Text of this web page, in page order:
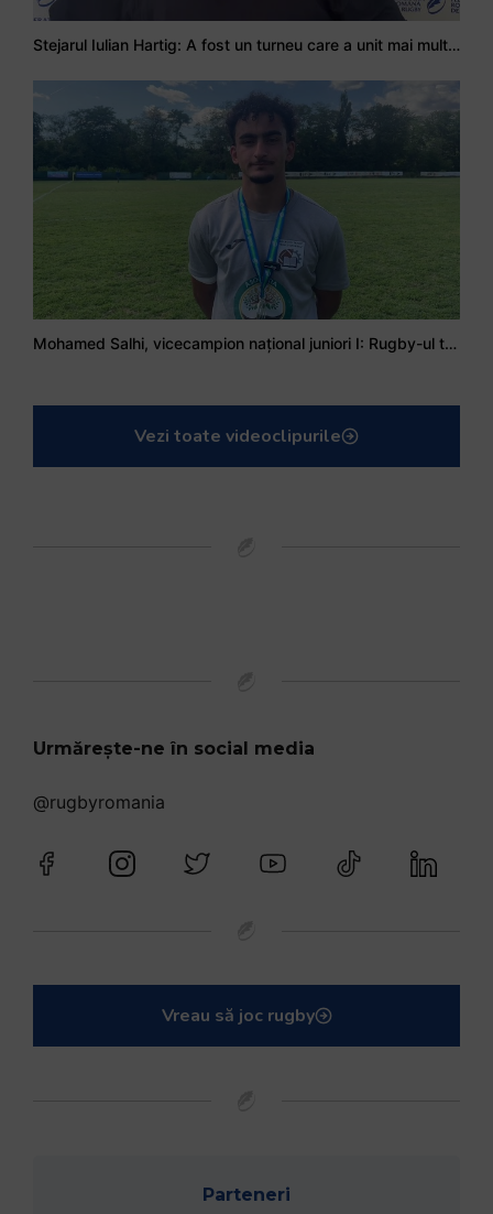
Stejarul Iulian Hartig: A fost un turneu care a unit mai mult echipa
Mohamed Salhi, vicecampion național juniori I: Rugby-ul te învață să accepți și înfrângerile
Vezi toate videoclipurile
Urmărește-ne în social media
@rugbyromania
Vreau să joc rugby
Parteneri